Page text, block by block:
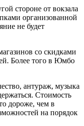
стороне от вокзала
организованной
не будет
со скидками
Более того в Юмбо
антураж, музыка
Стоимость
дороже, чем в
на порядок